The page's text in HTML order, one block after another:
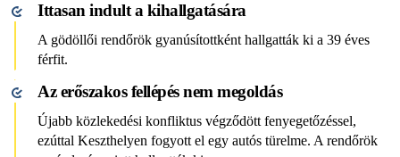
Ittasan indult a kihallgatására
A gödöllői rendőrök gyanúsítottként hallgatták ki a 39 éves
férfit.
Az erőszakos fellépés nem megoldás
Újabb közlekedési konfliktus végződött fenyegetőzéssel,
ezúttal Keszthelyen fogyott el egy autós türelme. A rendőrök